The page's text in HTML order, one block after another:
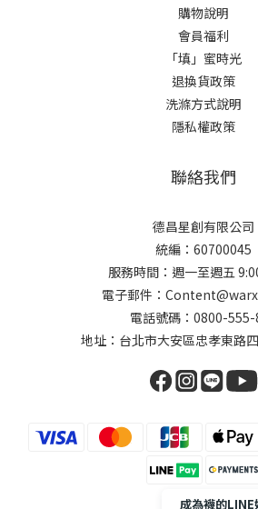
購物說明
會員福利
「填」蜜時光
退換貨政策
洗滌方式說明
隱私權政策
聯絡我們
德昌星創有限公司
統編：60700045
服務時間：週一至週五
電子郵件：
電話號碼：0800-555-
地址：台北市大安區忠孝東路